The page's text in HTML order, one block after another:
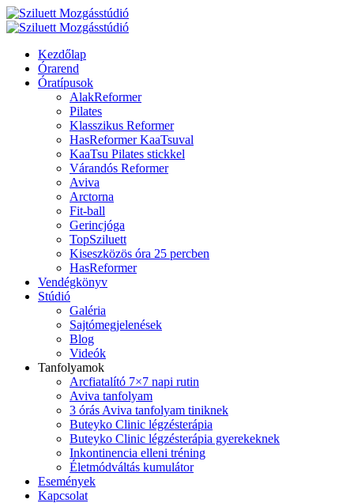
Kezdőlap
Órarend
Óratípusok
AlakReformer
Pilates
Klasszikus Reformer
HasReformer KaaTsuval
KaaTsu Pilates stickkel
Várandós Reformer
Aviva
Arctorna
Fit-ball
Gerincjóga
TopSziluett
Kiseszközös óra 25 percben
HasReformer
Vendégkönyv
Stúdió
Galéria
Sajtómegjelenések
Blog
Videók
Tanfolyamok
Arcfiatalító 7×7 napi rutin
Aviva tanfolyam
3 órás Aviva tanfolyam tiniknek
Buteyko Clinic légzésterápia
Buteyko Clinic légzésterápia gyerekeknek
Inkontinencia elleni tréning
Életmódváltás kumulátor
Események
Kapcsolat